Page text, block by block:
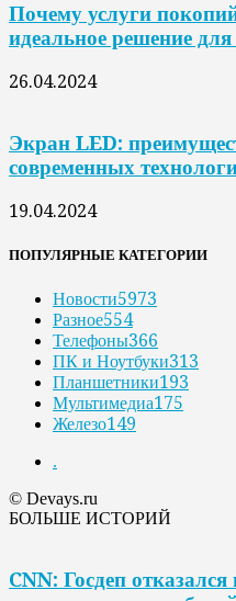
Почему услуги
идеальное решение
26.04.2024
Экран LED:
современных
19.04.2024
ПОПУЛЯРНЫЕ КАТЕГОРИИ
Новости5973
Разное554
Телефоны366
ПК и Ноутбуки313
Планшетники193
Мультимедиа175
Железо149
.
© Devays.ru
БОЛЬШЕ ИСТОРИЙ
CNN: Госдеп